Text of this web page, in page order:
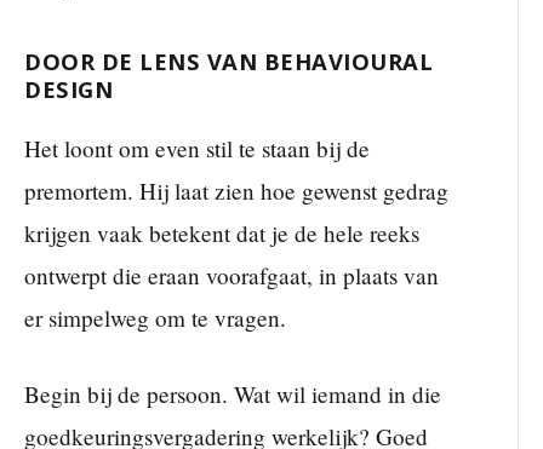
DOOR DE LENS VAN BEHAVIOURAL
DESIGN
Het loont om even stil te staan bij de
premortem. Hij laat zien hoe gewenst gedrag
krijgen vaak betekent dat je de hele reeks
ontwerpt die eraan voorafgaat, in plaats van
er simpelweg om te vragen.
Begin bij de persoon. Wat wil iemand in die
goedkeuringsvergadering werkelijk? Goed